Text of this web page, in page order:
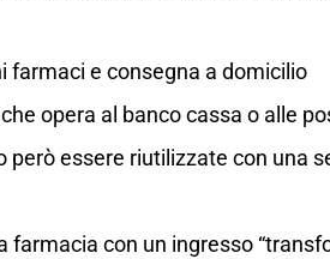
farmaci e consegna a domicilio
opera al banco cassa o alle
essere riutilizzate con una
con un ingresso